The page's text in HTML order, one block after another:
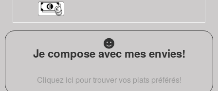
Je compose avec mes envies!
Cliquez ici pour trouver vos plats préférés!